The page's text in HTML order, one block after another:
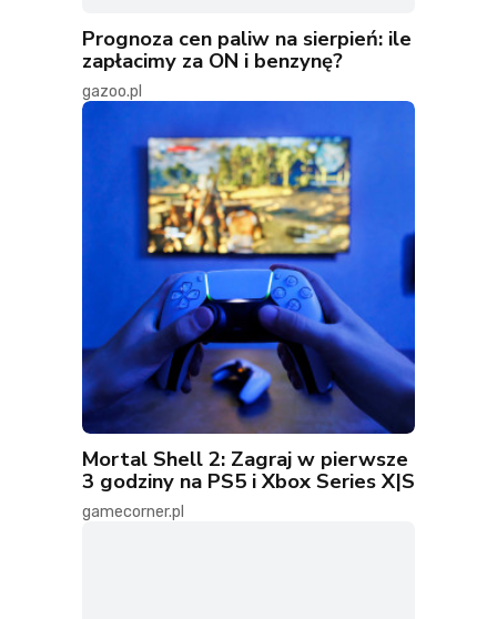
Prognoza cen paliw na sierpień: ile
zapłacimy za ON i benzynę?
gazoo.pl
Mortal Shell 2: Zagraj w pierwsze
3 godziny na PS5 i Xbox Series X|S
gamecorner.pl